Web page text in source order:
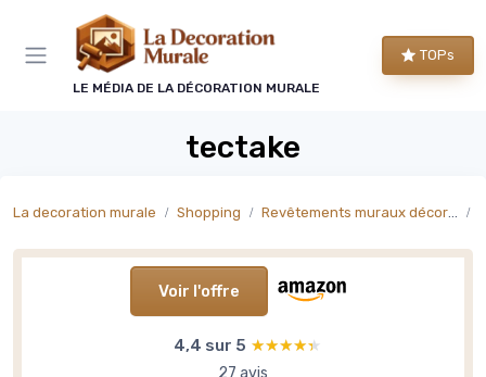
LE MÉDIA DE LA DÉCORATION MURALE
TOPs
tectake
La decoration murale Shopping Revêtements muraux décoratifs
Voir l'offre
4,4 sur 5 ★★★★★
★★★★★
27 avis
Panneau de gestion des cookies